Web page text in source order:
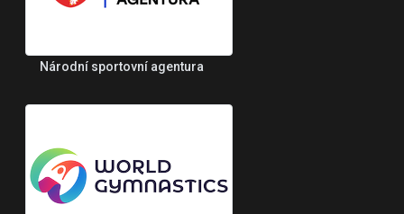
Národní sportovní agentura